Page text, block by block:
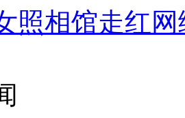
照相馆走红网